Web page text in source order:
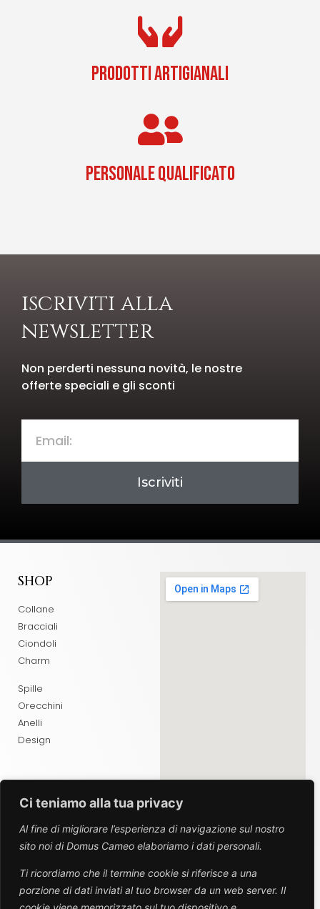
Ci teniamo alla tua privacy
Al fine di migliorare l’esperienza di navigazione sul nostro
sito noi di Domus Cameo elaboriamo i dati personali.
Ti ricordiamo che il termine cookie si riferisce a una
porzione di dati inviati al tuo browser da un web server. Il
PRODOTTI ARTIGIANALI
PERSONALE QUALIFICATO
iscriviti alla
newsletter
Non perderti nessuna novità, le nostre
offerte speciali e gli sconti
Iscriviti
SHOP
Collane
Bracciali
Ciondoli
Charm
Spille
Orecchini
Anelli
Design
ABOUT
Contatti
SEGUICI SUI SOCIAL